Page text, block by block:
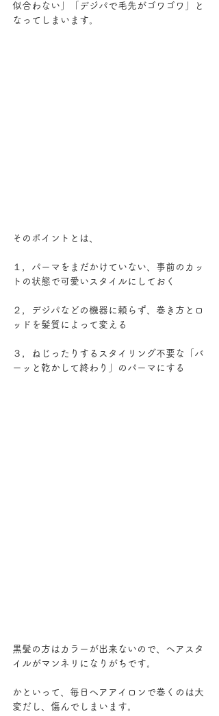
似合わない」「デジパで毛先がゴワゴワ」と
なってしまいます。
そのポイントとは、
１，パーマをまだかけていない、事前のカッ
トの状態で可愛いスタイルにしておく
２，デジパなどの機器に頼らず、巻き方とロ
ッドを髪質によって変える
３，ねじったりするスタイリング不要な「バ
ーッと乾かして終わり」のパーマにする
黒髪の方はカラーが出来ないので、ヘアスタ
イルがマンネリになりがちです。
かといって、毎日ヘアアイロンで巻くのは大
変だし、傷んでしまいます。